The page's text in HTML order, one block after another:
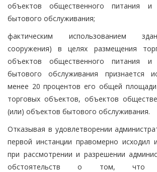
объектов общественного питания
бытового обслуживания;
фактическим использованием
сооружения) в целях размещения
объектов общественного питания
бытового обслуживания признается
менее 20 процентов его общей
торговых объектов, объектов
(или) объектов бытового обслуживания.
Отказывая в удовлетворении
первой инстанции правомерно исходил
при рассмотрении и разрешении
обстоятельств о том, что